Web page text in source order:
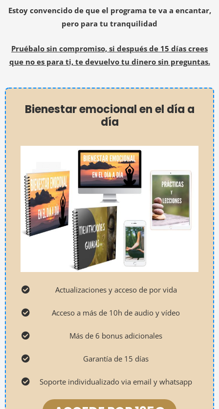
Estoy convencido de que el programa te va a encantar,
pero para tu tranquilidad
Pruébalo sin compromiso, si después de 15 días crees
que no es para ti, te devuelvo tu dinero sin preguntas.
Bienestar emocional en el día a
día
Actualizaciones y acceso de por vida
Acceso a más de 10h de audio y vídeo
Más de 6 bonus adicionales
Garantía de 15 días
Soporte individualizado via email y whatsapp